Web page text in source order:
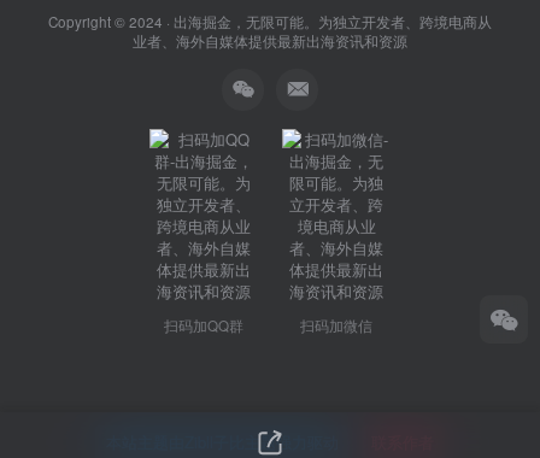
Copyright © 2024 · 出海掘金，无限可能。为独立开发者、跨境电商从
业者、海外自媒体提供最新出海资讯和资源
扫码加QQ群 扫码加微信
本站主题由Zibll子比主题强力驱动